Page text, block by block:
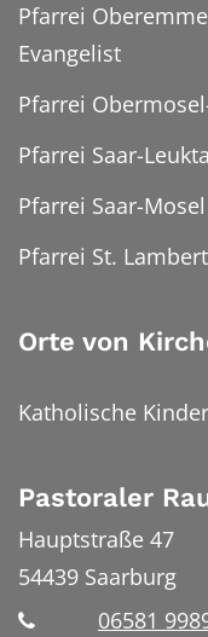
Pfarrei
Evangelist
Pfarrei
Pfarrei Saar-
Pfarrei Saar-
Pfarrei St.
Orte von
Katholische
Pastoraler
Hauptstraße 47
54439 Saarburg
06581